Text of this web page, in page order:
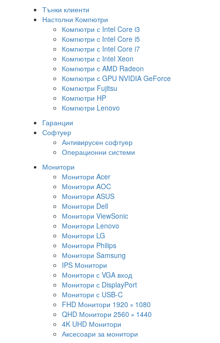
Тънки клиенти
Настолни Компютри
Компютри с Intel Core i3
Компютри с Intel Core i5
Компютри с Intel Core i7
Компютри с Intel Xeon
Компютри с AMD Radeon
Компютри с GPU NVIDIA GeForce
Компютри Fujitsu
Компютри HP
Компютри Lenovo
Гаранции
Софтуер
Антивирусен софтуер
Операционни системи
Монитори
Монитори Acer
Монитори AOC
Монитори ASUS
Монитори Dell
Монитори ViewSonic
Монитори Lenovo
Монитори LG
Монитори Philips
Монитори Samsung
IPS Монитори
Монитори с VGA вход
Монитори с DisplayPort
Монитори с USB-C
FHD Монитори 1920 × 1080
QHD Монитори 2560 × 1440
4K UHD Монитори
Аксесоари за монитори